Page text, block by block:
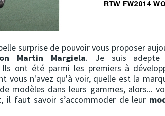
surprise de pouvoir vous proposer
Martin Margiela. Je suis adepte
Ils ont été parmi les premiers à
vous n'avez qu'à voir, quelle est la
modèles dans leurs gammes, alors...
il faut savoir s’accommoder de leur